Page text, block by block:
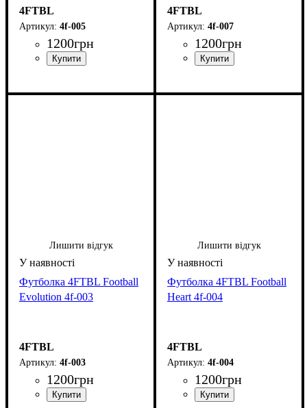
4FTBL
4f-005
1200грн
4FTBL
4f-007
1200грн
Лишити відгук
Футболка 4FTBL Football
Evolution 4f-003
4FTBL
4f-003
1200грн
Лишити відгук
Футболка 4FTBL Football
Heart 4f-004
4FTBL
4f-004
1200грн